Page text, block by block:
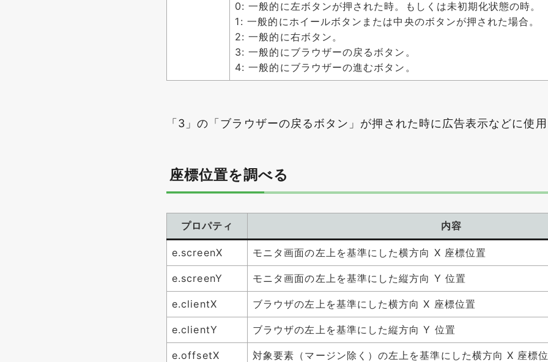
0: 一般的に左ボタンが押された時。もしくは未初期化状態の時。
1: 一般的にホイールボタンまたは中央のボタンが押された場合。
2: 一般的に右ボタン。
3: 一般的にブラウザーの戻るボタン。
4: 一般的にブラウザーの進むボタン。
「3」の「ブラウザーの戻るボタン」が押された時に広告表示などに使
座標位置を調べる
プロパティ 内容
e.screenX モニタ画面の左上を基準にした横方向 X 座標位置
e.screenY モニタ画面の左上を基準にした縦方向 Y 位置
e.clientX ブラウザの左上を基準にした横方向 X 座標位置
e.clientY ブラウザの左上を基準にした縦方向 Y 位置
e.offsetX 対象要素（マージン除く）の左上を基準にした横方向 X 座標